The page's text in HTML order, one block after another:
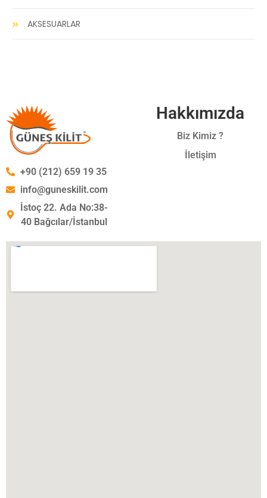
AKSESUARLAR
+90 (212) 659 19 35
info@guneskilit.com
İstoç 22. Ada No:38-
40 Bağcılar/İstanbul
Hakkımızda
Biz Kimiz ?
İletişim